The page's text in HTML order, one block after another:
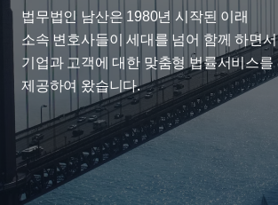
법무법인 남산은 1980년 시작된 이래
소속 변호사들이 세대를 넘어 함께 하면서
기업과 고객에 대한 맞춤형 법률서비스를
제공하여 왔습니다.